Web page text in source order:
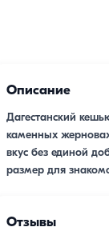
Описание
Дагестанский
каменных
вкус без единой
размер для
Отзывы